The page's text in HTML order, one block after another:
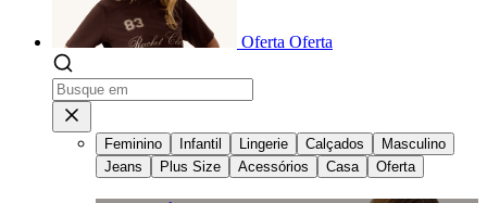
Oferta Oferta
Feminino Infantil Lingerie Calçados
Masculino
Jeans
Plus Size Acessórios Casa Oferta